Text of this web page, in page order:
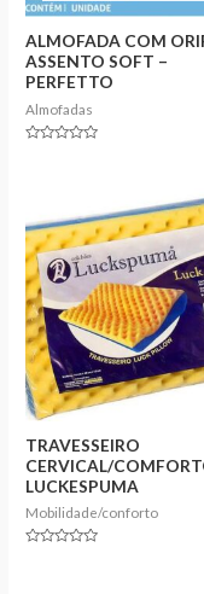
ALMOFADA COM
ASSENTO SOFT –
PERFETTO
Almofadas
TRAVESSEIRO
CERVICAL/
LUCKESPUMA
Mobilidade/conforto